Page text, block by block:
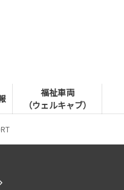
福祉車両
（ウェルキャブ）